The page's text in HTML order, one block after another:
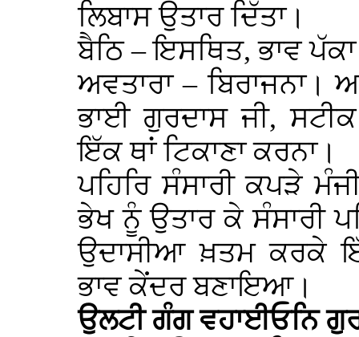
ਲਿਬਾਸ ਉਤਾਰ ਦਿੱਤਾ।
ਬੈਠਿ – ਇਸਥਿਤ, ਭਾਵ
ਅਵਤਾਰਾ – ਬਿਰਾਜਨਾ।
ਭਾਈ ਗੁਰਦਾਸ ਜੀ,
ਇੱਕ ਥਾਂ ਟਿਕਾਣਾ ਕਰਨਾ।
ਪਹਿਰਿ ਸੰਸਾਰੀ ਕਪੜੇ
ਭੇਖ ਨੂੰ ਉਤਾਰ ਕੇ ਸੰਸਾਰੀ
ਉਦਾਸੀਆ ਖ਼ਤਮ ਕਰਕੇ
ਭਾਵ ਕੇਂਦਰ ਬਣਾਇਆ।
ਉਲਟੀ ਗੰਗ ਵਹਾਈਓਨਿ